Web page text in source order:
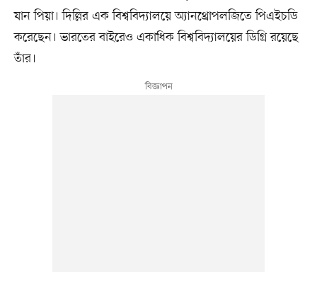
যান পিয়া। দিল্লির এক বিশ্ববিদ্যালয়ে অ্যানথ্রোপলজিতে পিএইচডি
করেছেন। ভারতের বাইরেও একাধিক বিশ্ববিদ্যালয়ের ডিগ্রি রয়েছে
তাঁর।